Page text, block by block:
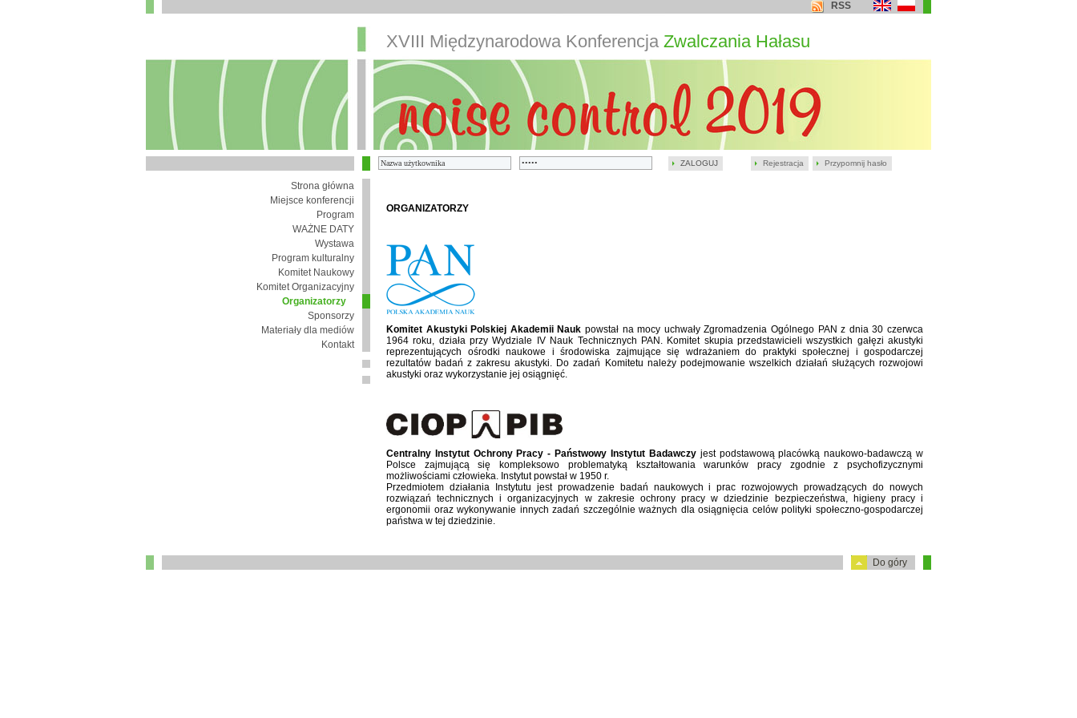
ZALOGUJ Rejestracja Przypomnij hasło
RSS
XVIII Międzynarodowa Konferencja Zwalczania Hałasu
Strona główna
Miejsce konferencji
Program
WAŻNE DATY
Wystawa
Program kulturalny
Komitet Naukowy
Komitet Organizacyjny
Organizatorzy
Sponsorzy
Materiały dla mediów
Kontakt
ORGANIZATORZY
Komitet Akustyki Polskiej Akademii Nauk powstał na mocy uchwały Zgromadzenia Ogólnego PAN z dnia 30 czerwca
1964 roku, działa przy Wydziale IV Nauk Technicznych PAN. Komitet skupia przedstawicieli wszystkich gałęzi akustyki
reprezentujących ośrodki naukowe i środowiska zajmujące się wdrażaniem do praktyki społecznej i gospodarczej
rezultatów badań z zakresu akustyki. Do zadań Komitetu należy podejmowanie wszelkich działań służących rozwojowi
akustyki oraz wykorzystanie jej osiągnięć.
Centralny Instytut Ochrony Pracy - Państwowy Instytut Badawczyjest podstawową placówką naukowo-badawczą w
Polsce zajmującą się kompleksowo problematyką kształtowania warunków pracy zgodnie z psychofizycznymi
możliwościami człowieka. Instytut powstał w 1950 r.
Przedmiotem działania Instytutu jest prowadzenie badań naukowych i prac rozwojowych prowadzących do nowych
rozwiązań technicznych i organizacyjnych w zakresie ochrony pracy w dziedzinie bezpieczeństwa, higieny pracy i
ergonomii oraz wykonywanie innych zadań szczególnie ważnych dla osiągnięcia celów polityki społeczno-gospodarczej
państwa w tej dziedzinie.
Do góry